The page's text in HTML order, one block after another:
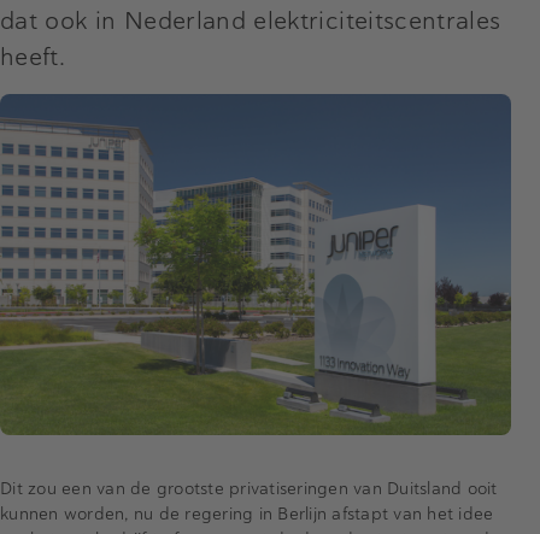
dat ook in Nederland elektriciteitscentrales
heeft.
Dit zou een van de grootste privatiseringen van Duitsland ooit
kunnen worden, nu de regering in Berlijn afstapt van het idee